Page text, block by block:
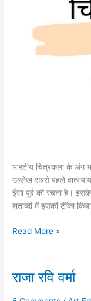
भारतीय चित्रकला के अंग
उल्लेख सबसे पहले
ईसा पूर्व की रचना है।
शताब्दी में इसकी टींका
Read More »
राजा रवि वर्मा
राजा